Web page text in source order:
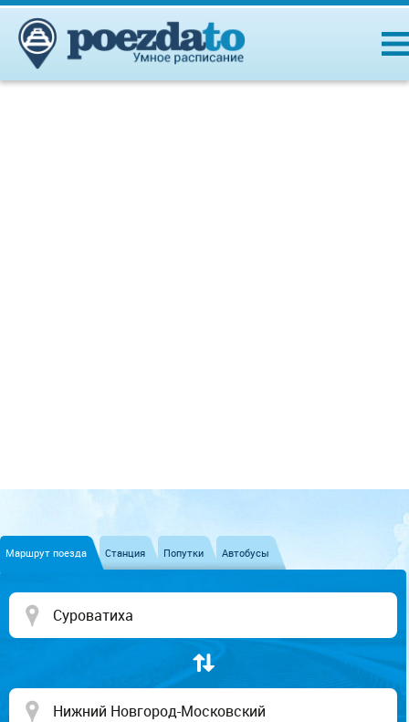
Маршрут поезда Станция Попутки Автобусы